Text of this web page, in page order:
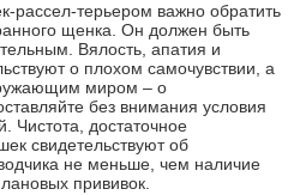
рассел-терьером важно обратить
щенка. Он должен быть
Вялость, апатия и
о плохом самочувствии, а
миром – о
без внимания условия
достаточное
свидетельствуют об
не меньше, чем наличие
прививок.